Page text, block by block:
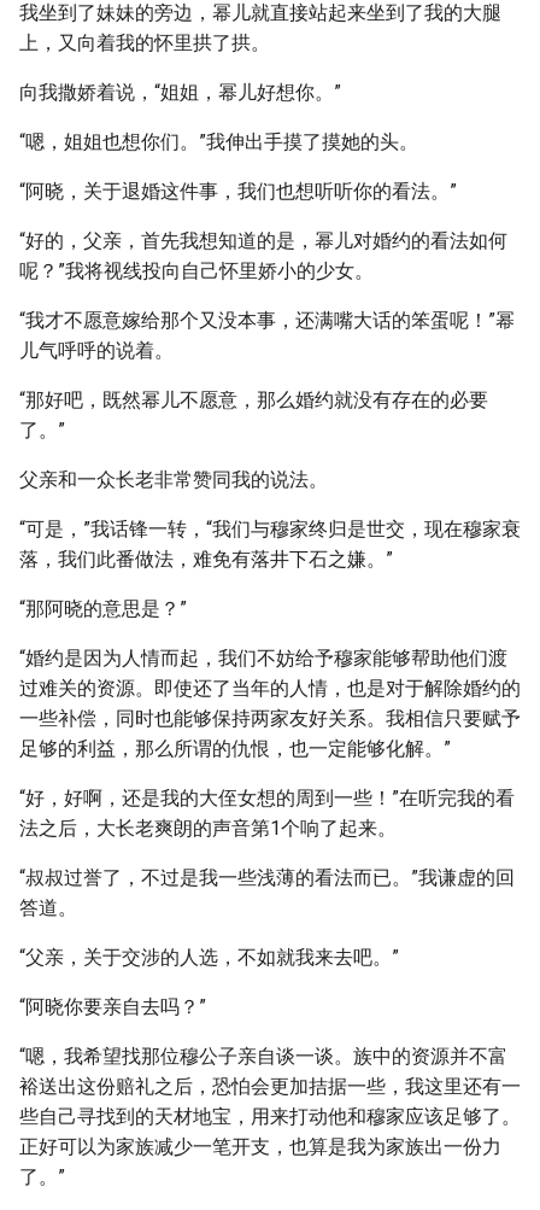
我坐到了妹妹的旁边，幂儿就直接站起来坐到了我的大腿
上，又向着我的怀里拱了拱。
向我撒娇着说，“姐姐，幂儿好想你。”
“嗯，姐姐也想你们。”我伸出手摸了摸她的头。
“阿晓，关于退婚这件事，我们也想听听你的看法。”
“好的，父亲，首先我想知道的是，幂儿对婚约的看法如何
呢？”我将视线投向自己怀里娇小的少女。
“我才不愿意嫁给那个又没本事，还满嘴大话的笨蛋呢！”幂
儿气呼呼的说着。
“那好吧，既然幂儿不愿意，那么婚约就没有存在的必要
了。”
父亲和一众长老非常赞同我的说法。
“可是，”我话锋一转，“我们与穆家终归是世交，现在穆家衰
落，我们此番做法，难免有落井下石之嫌。”
“那阿晓的意思是？”
“婚约是因为人情而起，我们不妨给予穆家能够帮助他们渡
过难关的资源。即使还了当年的人情，也是对于解除婚约的
一些补偿，同时也能够保持两家友好关系。我相信只要赋予
足够的利益，那么所谓的仇恨，也一定能够化解。”
“好，好啊，还是我的大侄女想的周到一些！”在听完我的看
法之后，大长老爽朗的声音第1个响了起来。
“叔叔过誉了，不过是我一些浅薄的看法而已。”我谦虚的回
答道。
“父亲，关于交涉的人选，不如就我来去吧。”
“阿晓你要亲自去吗？”
“嗯，我希望找那位穆公子亲自谈一谈。族中的资源并不富
裕送出这份赔礼之后，恐怕会更加拮据一些，我这里还有一
些自己寻找到的天材地宝，用来打动他和穆家应该足够了。
正好可以为家族减少一笔开支，也算是我为家族出一份力
了。”